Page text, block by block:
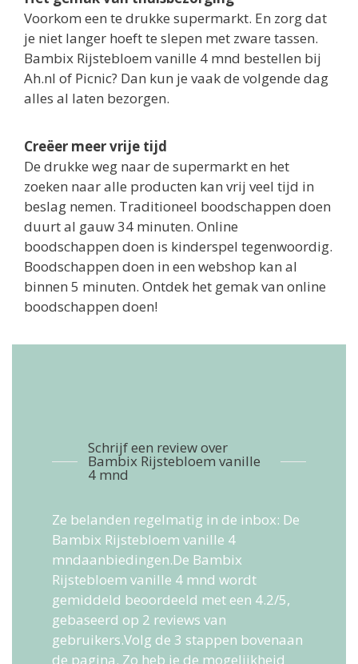
Voorkom een te drukke supermarkt. En zorg dat
je niet langer hoeft te slepen met zware tassen.
Bambix Rijstebloem vanille 4 mnd bestellen bij
Ah.nl of Picnic? Dan kun je vaak de volgende dag
alles al laten bezorgen.
Creëer meer vrije tijd
De drukke weg naar de supermarkt en het
zoeken naar alle producten kan vrij veel tijd in
beslag nemen. Traditioneel boodschappen doen
duurt al gauw 34 minuten. Online
boodschappen doen is kinderspel tegenwoordig.
Boodschappen doen in een webshop kan al
binnen 5 minuten. Ontdek het gemak van online
boodschappen doen!
Schrijf een review over
Bambix Rijstebloem vanille
4 mnd
Ze belanden regelmatig in de inbox: De
Bambix Rijstebloem vanille 4
mndaanbiedingen.De Bambix
Rijstebloem vanille 4 mnd wordt
gemiddeld beoordeeld met een 4.2/5,
gebaseerd op 2 reviews van
gebruikers.Volg de 3 stappen bovenaan
de pagina. Zo heb je de mogelijkheid